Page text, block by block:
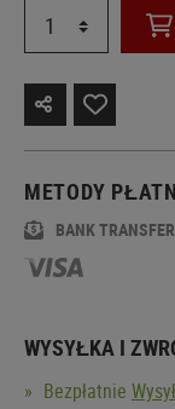
METODY
BANK TRANSFER
WYSYŁKA I
Bezpłatnie